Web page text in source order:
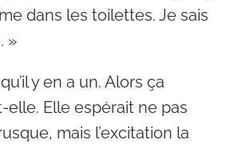
dans les toilettes. Je sais
»
y en a un. Alors ça
elle. Elle espérait ne pas
mais l’excitation la